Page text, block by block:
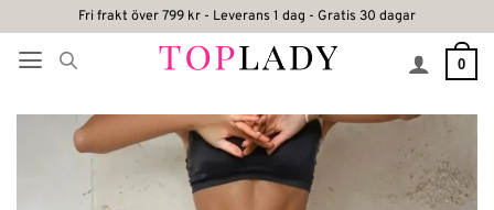
content
Fri frakt över 799 kr - Leverans 1 dag - Gratis 30 dagar
0